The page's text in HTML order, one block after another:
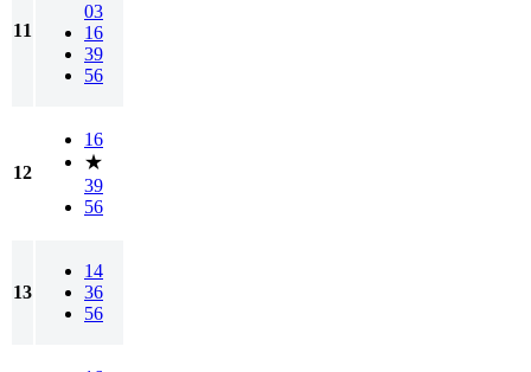
11
03
16
39
56
12
16
★
39
56
13
14
36
56